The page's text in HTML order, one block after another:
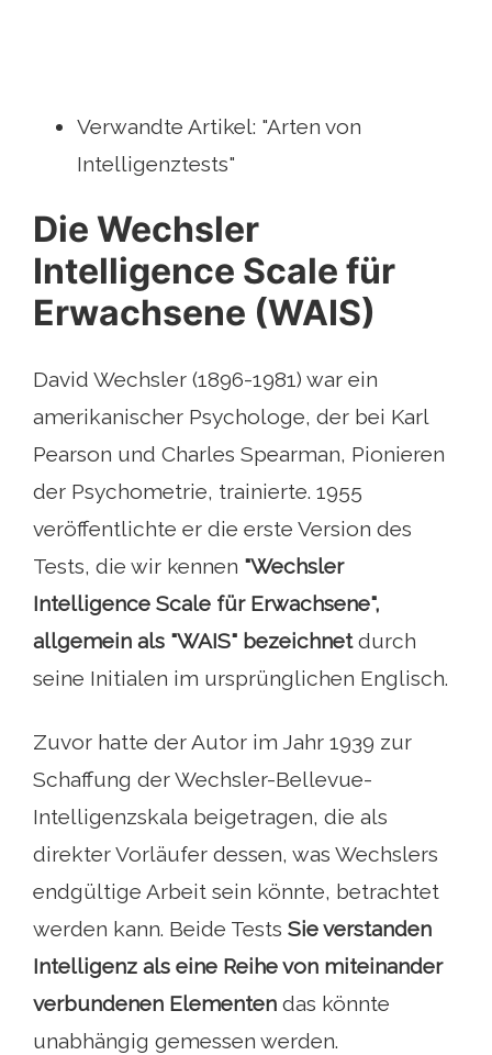
Verwandte Artikel: "Arten von
Intelligenztests"
Die Wechsler
Intelligence Scale für
Erwachsene (WAIS)
David Wechsler (1896-1981) war ein
amerikanischer Psychologe, der bei Karl
Pearson und Charles Spearman, Pionieren
der Psychometrie, trainierte. 1955
veröffentlichte er die erste Version des
Tests, die wir kennen "Wechsler
Intelligence Scale für Erwachsene",
allgemein als "WAIS" bezeichnetdurch
seine Initialen im ursprünglichen Englisch.
Zuvor hatte der Autor im Jahr 1939 zur
Schaffung der Wechsler-Bellevue-
Intelligenzskala beigetragen, die als
direkter Vorläufer dessen, was Wechslers
endgültige Arbeit sein könnte, betrachtet
werden kann. Beide Tests Sie verstanden
Intelligenz als eine Reihe von miteinander
verbundenen Elementen das könnte
unabhängig gemessen werden.